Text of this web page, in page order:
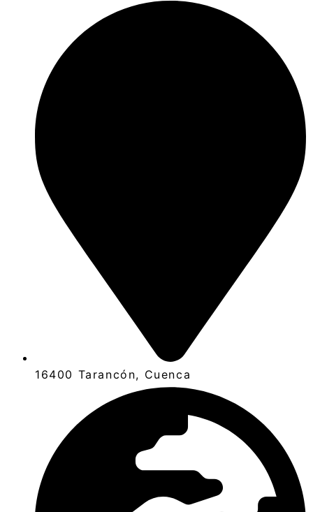
16400 Tarancón, Cuenca